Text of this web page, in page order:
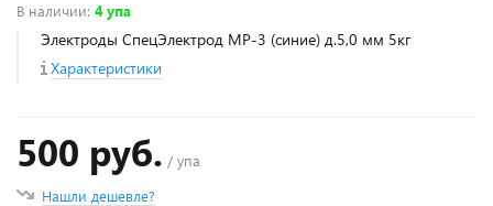
В наличии: 4 упа
Электроды СпецЭлектрод МР-3 (синие) д.5,0 мм 5кг
Характеристики
500 руб. / упа
Нашли дешевле?